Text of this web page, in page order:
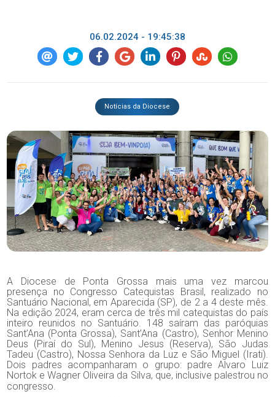
06.02.2024 - 19:45:38
Notícias da Diocese
A Diocese de Ponta Grossa mais uma vez marcou
presença no Congresso Catequistas Brasil, realizado no
Santuário Nacional, em Aparecida (SP), de 2 a 4 deste mês.
Na edição 2024, eram cerca de três mil catequistas do país
inteiro reunidos no Santuário. 148 saíram das paróquias
Sant’Ana (Ponta Grossa), Sant’Ana (Castro), Senhor Menino
Deus (Piraí do Sul), Menino Jesus (Reserva), São Judas
Tadeu (Castro), Nossa Senhora da Luz e São Miguel (Irati).
Dois padres acompanharam o grupo: padre Alvaro Luiz
Nortok e Wagner Oliveira da Silva, que, inclusive palestrou no
congresso.